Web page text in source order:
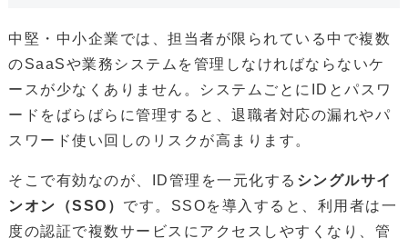
中堅・中小企業では、担当者が限られている中で複数
のSaaSや業務システムを管理しなければならないケ
ースが少なくありません。システムごとにIDとパスワ
ードをばらばらに管理すると、退職者対応の漏れやパ
スワード使い回しのリスクが高まります。
そこで有効なのが、ID管理を一元化する シングルサイ
ンオン（SSO） です。SSOを導入すると、利用者は一
度の認証で複数サービスにアクセスしやすくなり、管